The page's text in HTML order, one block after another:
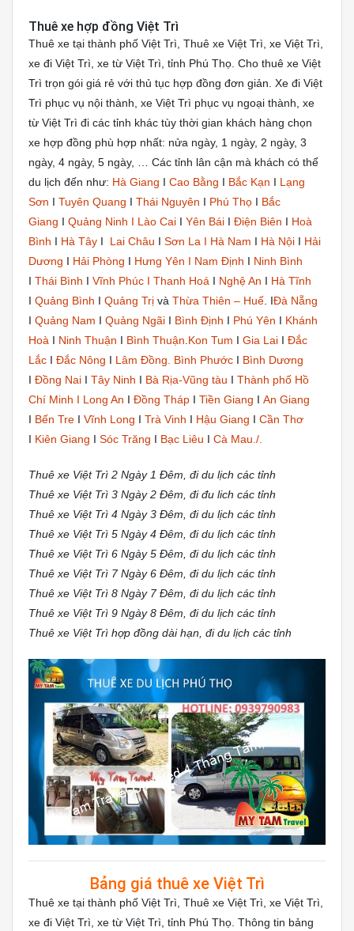
Thuê xe hợp đồng Việt Trì
Thuê xe tại thành phố Việt Trì, Thuê xe Việt Trì, xe Việt Trì,
xe đi Việt Trì, xe từ Việt Trì, tỉnh Phú Thọ. Cho thuê xe Việt
Trì trọn gói giá rẻ với thủ tục hợp đồng đơn giản. Xe đi Việt
Trì phục vụ nội thành, xe Việt Trì phục vụ ngoại thành, xe
từ Việt Trì đi các tỉnh khác tùy thời gian khách hàng chọn
xe hợp đồng phù hợp nhất: nửa ngày, 1 ngày, 2 ngày, 3
ngày, 4 ngày, 5 ngày, … Các tỉnh lân cận mà khách có thể
du lịch đến như: Hà Giang Ι Cao Bằng Ι Bắc Kạn Ι Lạng
Sơn Ι Tuyên Quang Ι Thái Nguyên Ι Phú Thọ Ι Bắc
Giang Ι Quảng Ninh Ι Lào Cai Ι Yên Bái Ι Điện Biên Ι Hoà
Bình Ι Hà Tây Ι Lai Châu Ι Sơn La Ι Hà Nam Ι Hà Nội Ι Hải
Dương Ι Hải Phòng Ι Hưng Yên Ι Nam Định Ι Ninh Bình
Ι Thái Bình Ι Vĩnh Phúc Ι Thanh Hoá Ι Nghệ An Ι Hà Tĩnh
Ι Quảng Bình Ι Quảng Trị và Thừa Thiên – Huế . ΙĐà Nẵng
Ι Quảng Nam Ι Quảng Ngãi Ι Bình Định Ι Phú Yên Ι Khánh
Hoà Ι Ninh Thuận Ι Bình Thuận Kon Tum Ι Gia Lai Ι Đắc
Lắc Ι Đắc Nông Ι Lâm Đồng. Bình Phước Ι Bình Dương
Ι Đồng Nai Ι Tây Ninh Ι Bà Rịa-Vũng tàu Ι Thành phố Hồ
Chí Minh Ι Long An Ι Đồng Tháp Ι Tiền Giang Ι An Giang
Ι Bến Tre Ι Vĩnh Long Ι Trà Vinh Ι Hậu Giang Ι Cần Thơ
Ι Kiên Giang Ι Sóc Trăng Ι Bạc Liêu Ι Cà Mau./.
Thuê xe Việt Trì 2 Ngày 1 Đêm, đi du lịch các tỉnh
Thuê xe Việt Trì 3 Ngày 2 Đêm, đi đu lich các tỉnh
Thuê xe Việt Trì 4 Ngày 3 Đêm, đi du lịch các tỉnh
Thuê xe Việt Trì 5 Ngày 4 Đêm, đi du lịch các tỉnh
Thuê xe Việt Trì 6 Ngày 5 Đêm, đi du lịch các tỉnh
Thuê xe Việt Trì 7 Ngày 6 Đêm, đi du lịch các tỉnh
Thuê xe Việt Trì 8 Ngày 7 Đêm, đi du lịch các tỉnh
Thuê xe Việt Trì 9 Ngày 8 Đêm, đi du lịch các tỉnh
Thuê xe Việt Trì hợp đồng dài hạn, đi du lịch các tỉnh
Bảng giá thuê xe Việt Trì
Thuê xe tại thành phố Việt Trì, Thuê xe Việt Trì, xe Việt Trì,
xe đi Việt Trì, xe từ Việt Trì, tỉnh Phú Thọ. Thông tin bảng